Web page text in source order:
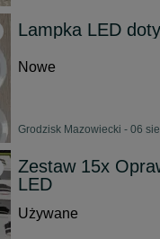
Lampka LED
Nowe
Grodzisk Mazowiecki - 06
Zestaw 15x
LED
Używane